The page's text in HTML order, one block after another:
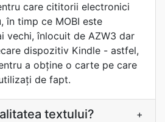
care cititorii electronici
în timp ce MOBI este
vechi, înlocuit de AZW3 dar
dispozitiv Kindle - astfel,
a obține o carte pe care
de fapt.
textului? +